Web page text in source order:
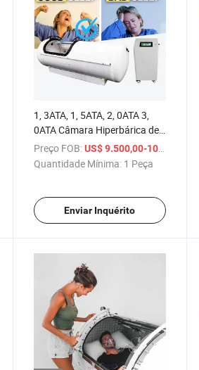
/ Peça
1, 3ATA, 1, 5ATA, 2, 0ATA 3,
0ATA Câmara Hiperbárica de
Oxigênio de Casco Rígido à
Venda
Preço FOB: US$ 9.500,00-10.500,00
Quantidade Mínima: 1 Peça
Enviar Inquérito